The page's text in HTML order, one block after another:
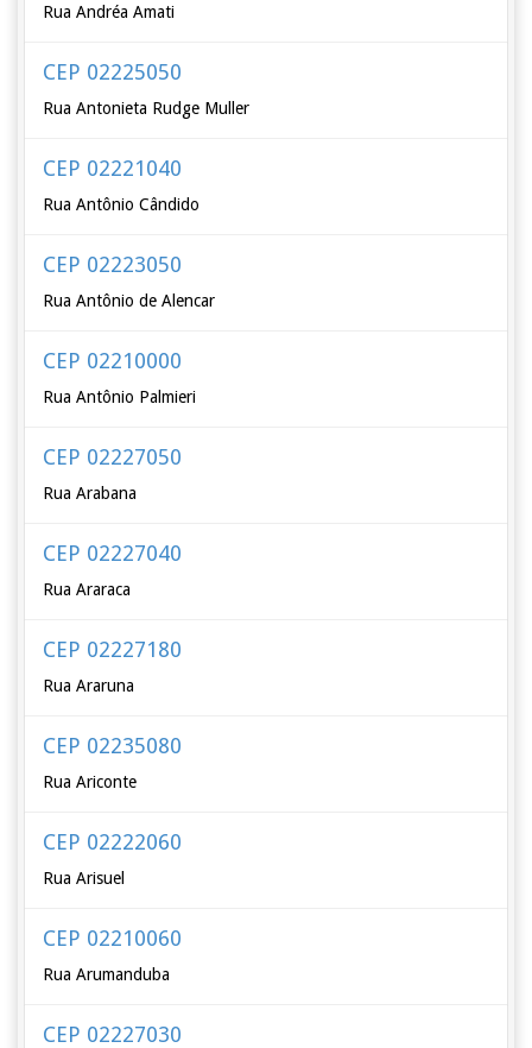
Rua Andréa Amati
CEP 02225050
Rua Antonieta Rudge Muller
CEP 02221040
Rua Antônio Cândido
CEP 02223050
Rua Antônio de Alencar
CEP 02210000
Rua Antônio Palmieri
CEP 02227050
Rua Arabana
CEP 02227040
Rua Araraca
CEP 02227180
Rua Araruna
CEP 02235080
Rua Ariconte
CEP 02222060
Rua Arisuel
CEP 02210060
Rua Arumanduba
CEP 02227030